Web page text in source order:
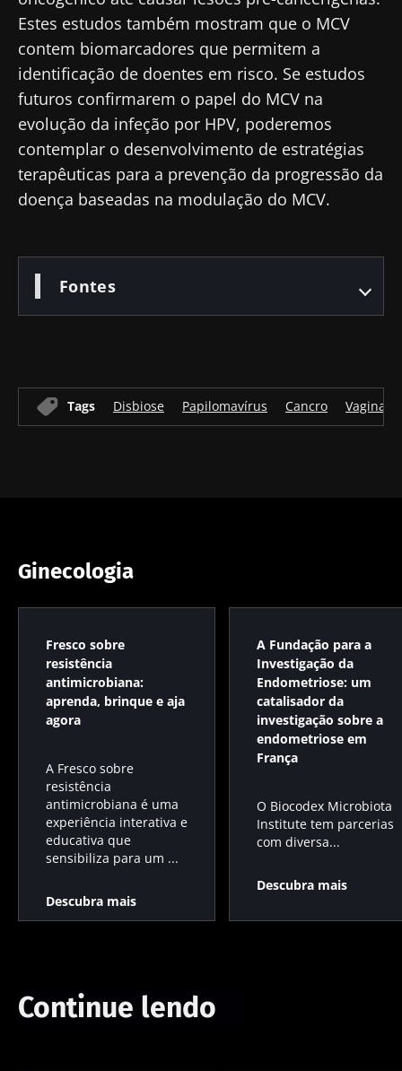
Estes estudos também mostram que o MCV
contem biomarcadores que permitem a
identificação de doentes em risco. Se estudos
futuros confirmarem o papel do MCV na
evolução da infeção por HPV, poderemos
contemplar o desenvolvimento de estratégias
terapêuticas para a prevenção da progressão da
doença baseadas na modulação do MCV.
Fontes
Tags Disbiose Papilomavírus Cancro Vagina
Ginecologia
Fresco sobre
resistência
antimicrobiana:
aprenda, brinque e aja
agora
A Fresco sobre
resistência
antimicrobiana é uma
experiência interativa e
educativa que
sensibiliza para um ...
Descubra mais
A Fundação para a
Investigação da
Endometriose: um
catalisador da
investigação sobre a
endometriose em
França
O Biocodex Microbiota
Institute tem parcerias
com diversa...
Descubra mais
Continue lendo
Ser redirecionado
Ficar no site do Biocodex Microbiota Institute
Gostaria de me inscrever para receber mais
informações sobre a Biocodex
Eu li e aceito ascondições gerais de utilização
e apolítica de privacidadedo Biocodex
Microbiota Institute.
* Campo obrigatório
Descubra
23/07/2026
O impacto
reprodutiva
Ler o artigo
Microbiota
indicador
prognóstico
independente?
Ler o artigo
10/07/2026
Uma
aumenta a
força
muscular
Ler o